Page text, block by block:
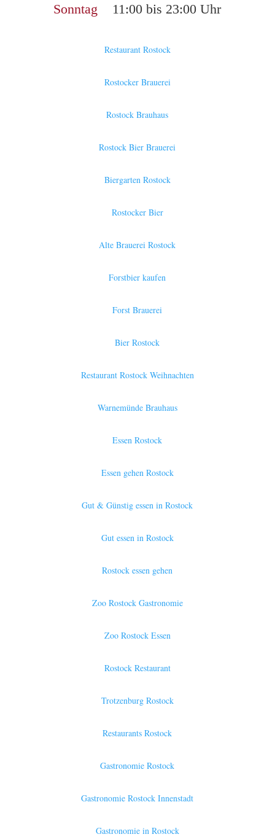
Sonntag
11:00 bis 23:00 Uhr
Restaurant Rostock
Rostocker Brauerei
Rostock Brauhaus
Rostock Bier Brauerei
Biergarten Rostock
Rostocker Bier
Alte Brauerei Rostock
Forstbier kaufen
Forst Brauerei
Bier Rostock
Restaurant Rostock Weihnachten
Warnemünde Brauhaus
Essen Rostock
Essen gehen Rostock
Gut & Günstig essen in Rostock
Gut essen in Rostock
Rostock essen gehen
Zoo Rostock Gastronomie
Zoo Rostock Essen
Rostock Restaurant
Trotzenburg Rostock
Restaurants Rostock
Gastronomie Rostock
Gastronomie Rostock Innenstadt
Gastronomie in Rostock